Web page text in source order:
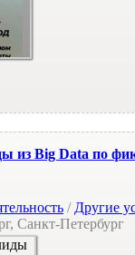
из Big Data по
/ Другие
Санкт-Петербург